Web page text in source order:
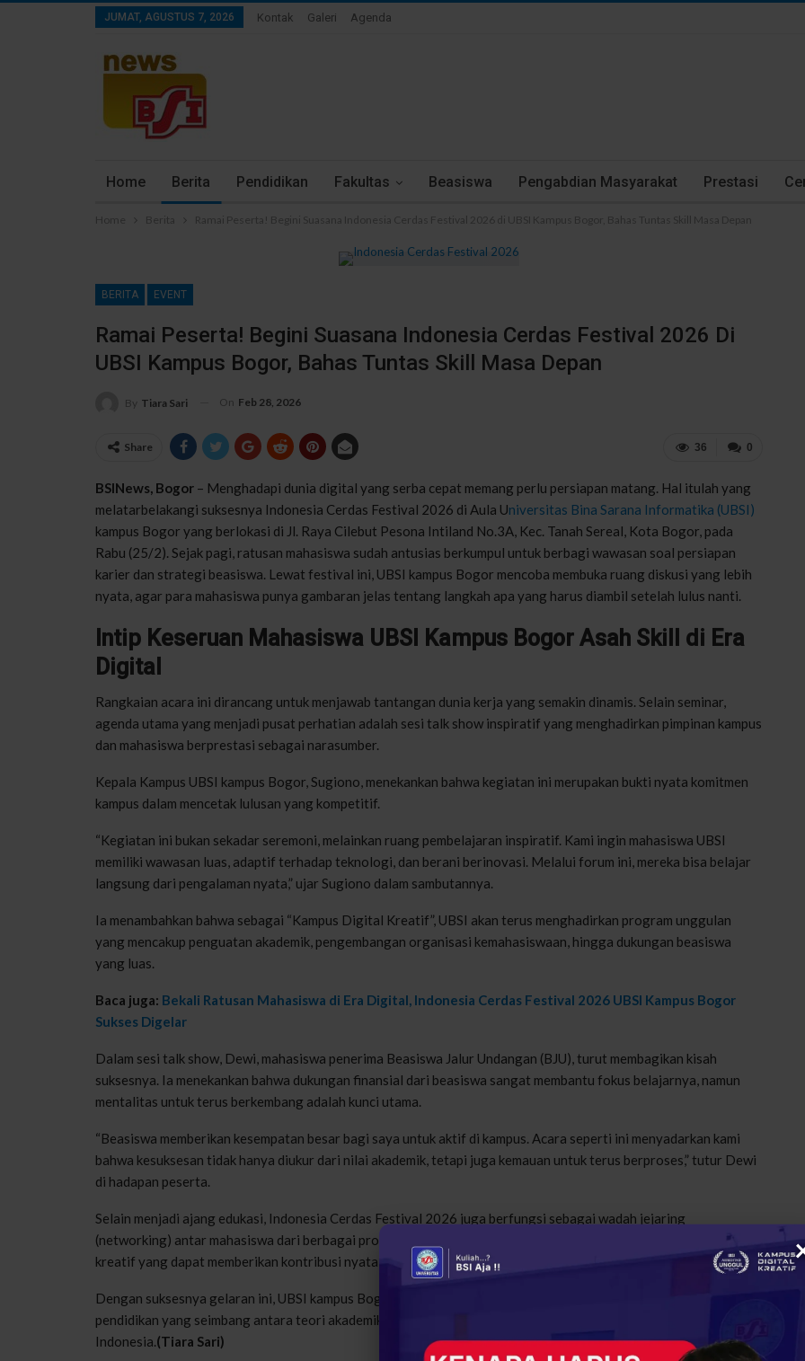
JUMAT, AGUSTUS 7, 2026 Kontak Galeri Agenda
Home Berita Pendidikan Fakultas Beasiswa Pengabdian Masyarakat Prestasi
Home Berita Ramai Peserta! Begini Suasana Indonesia Cerdas Festival 2026 di UBSI Kampus Bogor, Bahas Tuntas Skill Masa Depan
BERITA EVENT
Ramai Peserta! Begini Suasana Indonesia Cerdas Festival 2026 Di
UBSI Kampus Bogor, Bahas Tuntas Skill Masa Depan
By Tiara Sari On Feb 28, 2026
0
36
Share
BSINews, Bogor – Menghadapi dunia digital yang serba cepat memang perlu persiapan matang. Hal itulah yang
melatarbelakangi suksesnya Indonesia Cerdas Festival 2026 di Aula Universitas Bina Sarana Informatika (UBSI)
kampus Bogor yang berlokasi di Jl. Raya Cilebut Pesona Intiland No.3A, Kec. Tanah Sereal, Kota Bogor, pada
Rabu (25/2). Sejak pagi, ratusan mahasiswa sudah antusias berkumpul untuk berbagi wawasan soal persiapan
karier dan strategi beasiswa. Lewat festival ini, UBSI kampus Bogor mencoba membuka ruang diskusi yang lebih
nyata, agar para mahasiswa punya gambaran jelas tentang langkah apa yang harus diambil setelah lulus nanti.
Intip Keseruan Mahasiswa UBSI Kampus Bogor Asah Skill di Era
Digital
Rangkaian acara ini dirancang untuk menjawab tantangan dunia kerja yang semakin dinamis. Selain seminar,
agenda utama yang menjadi pusat perhatian adalah sesi talk show inspiratif yang menghadirkan pimpinan kampus
dan mahasiswa berprestasi sebagai narasumber.
Kepala Kampus UBSI kampus Bogor, Sugiono, menekankan bahwa kegiatan ini merupakan bukti nyata komitmen
kampus dalam mencetak lulusan yang kompetitif.
“Kegiatan ini bukan sekadar seremoni, melainkan ruang pembelajaran inspiratif. Kami ingin mahasiswa UBSI
memiliki wawasan luas, adaptif terhadap teknologi, dan berani berinovasi. Melalui forum ini, mereka bisa belajar
langsung dari pengalaman nyata,” ujar Sugiono dalam sambutannya.
Ia menambahkan bahwa sebagai “Kampus Digital Kreatif”, UBSI akan terus menghadirkan program unggulan
yang mencakup penguatan akademik, pengembangan organisasi kemahasiswaan, hingga dukungan beasiswa
yang luas.
Baca juga: Bekali Ratusan Mahasiswa di Era Digital, Indonesia Cerdas Festival 2026 UBSI Kampus Bogor
Sukses Digelar
Dalam sesi talk show, Dewi, mahasiswa penerima Beasiswa Jalur Undangan (BJU), turut membagikan kisah
suksesnya. Ia menekankan bahwa dukungan finansial dari beasiswa sangat membantu fokus belajarnya, namun
mentalitas untuk terus berkembang adalah kunci utama.
“Beasiswa memberikan kesempatan besar bagi saya untuk aktif di kampus. Acara seperti ini menyadarkan kami
bahwa kesuksesan tidak hanya diukur dari nilai akademik, tetapi juga kemauan untuk terus berproses,” tutur Dewi
di hadapan peserta.
Selain menjadi ajang edukasi, Indonesia Cerdas Festival 2026 juga berfungsi sebagai wadah jejaring
(networking) antar mahasiswa dari berbagai program studi. Melalui interaksi ini, diharapkan muncul kolaborasi
kreatif yang dapat memberikan kontribusi nyata bagi masyarakat.
Dengan suksesnya gelaran ini, UBSI kampus Bogor kembali mempertegas posisinya dalam menyediakan
pendidikan yang seimbang antara teori akademik, penguatan karakter, dan kesiapan industri bagi generasi emas
Indonesia.(Tiara Sari)